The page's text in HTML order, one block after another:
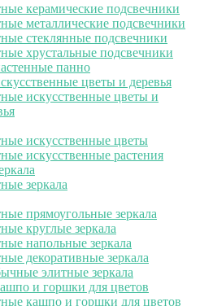
керамические подсвечники
металлические подсвечники
стеклянные подсвечники
хрустальные подсвечники
панно
цветы и деревья
искусственные цветы и
искусственные цветы
искусственные растения
зеркала
прямоугольные зеркала
круглые зеркала
напольные зеркала
декоративные зеркала
элитные зеркала
и горшки для цветов
кашпо и горшки для цветов